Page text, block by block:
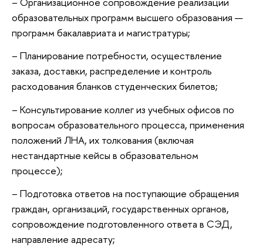
образовательных программ высшего образования —
программ бакалавриата и магистратуры;
– Планирование потребности, осуществление
заказа, доставки, распределение и контроль
расходования бланков студенческих билетов;
– Консультирование коллег из учебных офисов по
вопросам образовательного процесса, применения
положений ЛНА, их толкования (включая
нестандартные кейсы в образовательном
процессе);
– Подготовка ответов на поступающие обращения
граждан, организаций, государственных органов,
сопровождение подготовленного ответа в СЭД,
направление адресату;